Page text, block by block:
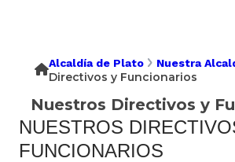
Alcaldía de Plato Nuestra
Directivos y Funcionarios
Nuestros Directivos y
NUESTROS
FUNCIONARIOS